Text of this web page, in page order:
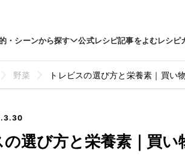
・シーンから探す 公式レシピ記事をよむレシピ
野菜 トレビスの選び方と栄養素｜買い
の選び方と栄養素｜買